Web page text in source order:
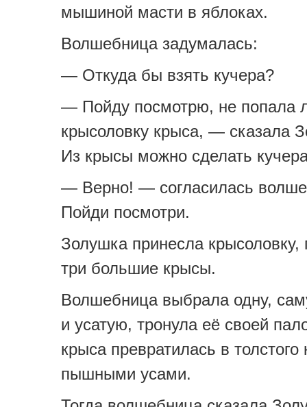
мышиной масти в яблоках.
Волшебница задумалась:
— Откуда бы взять кучера?
— Пойду посмотрю, не попала
крысоловку крыса, — сказала
Из крысы можно сделать
— Верно! — согласилась
Пойди посмотри.
Золушка принесла крысоловку,
три большие крысы.
Волшебница выбрала одну,
и усатую, тронула её своей
крыса превратилась в толстого
пышными усами.